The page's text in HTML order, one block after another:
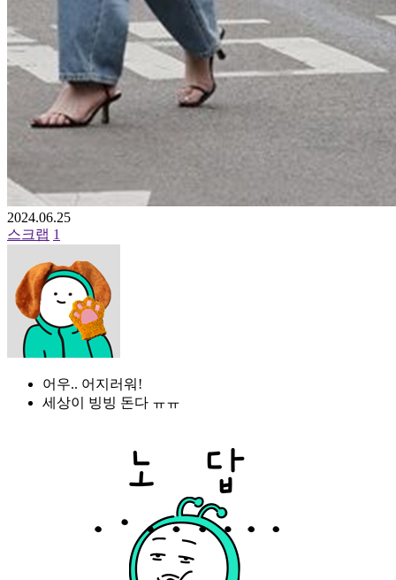
2024.06.25
스크랩 1
어우.. 어지러워!
세상이 빙빙 돈다 ㅠㅠ